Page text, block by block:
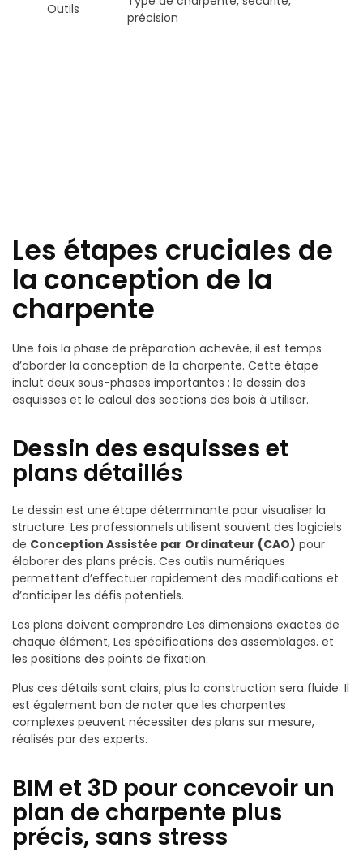
Outils
précision
Les étapes cruciales de
la conception de la
charpente
Une fois la phase de préparation achevée, il est temps
d’aborder la conception de la charpente. Cette étape
inclut deux sous-phases importantes : le dessin des
esquisses et le calcul des sections des bois à utiliser.
Dessin des esquisses et
plans détaillés
Le dessin est une étape déterminante pour visualiser la
structure. Les professionnels utilisent souvent des logiciels
de Conception Assistée par Ordinateur (CAO) pour
élaborer des plans précis. Ces outils numériques
permettent d’effectuer rapidement des modifications et
d’anticiper les défis potentiels.
Les plans doivent comprendre Les dimensions exactes de
chaque élément, Les spécifications des assemblages. et
les positions des points de fixation.
Plus ces détails sont clairs, plus la construction sera fluide. Il
est également bon de noter que les charpentes
complexes peuvent nécessiter des plans sur mesure,
réalisés par des experts.
BIM et 3D pour concevoir un
plan de charpente plus
précis, sans stress